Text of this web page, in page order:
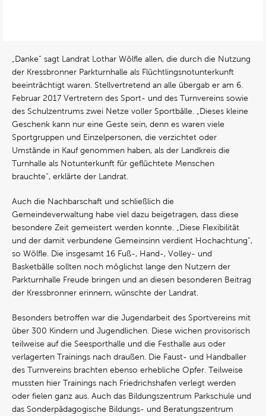
„Danke“ sagt Landrat Lothar Wölfle allen, die durch die Nutzung
der Kressbronner Parkturnhalle als Flüchtlingsnotunterkunft
beeinträchtigt waren. Stellvertretend an alle übergab er am 6.
Februar 2017 Vertretern des Sport- und des Turnvereins sowie
des Schulzentrums zwei Netze voller Sportbälle. „Dieses kleine
Geschenk kann nur eine Geste sein, denn es waren viele
Sportgruppen und Einzelpersonen, die verzichtet oder
Umstände in Kauf genommen haben, als der Landkreis die
Turnhalle als Notunterkunft für geflüchtete Menschen
brauchte“, erklärte der Landrat.
Auch die Nachbarschaft und schließlich die
Gemeindeverwaltung habe viel dazu beigetragen, dass diese
besondere Zeit gemeistert werden konnte. „Diese Flexibilität
und der damit verbundene Gemeinsinn verdient Hochachtung“,
so Wölfle. Die insgesamt 16 Fuß-, Hand-, Volley- und
Basketbälle sollten noch möglichst lange den Nutzern der
Parkturnhalle Freude bringen und an diesen besonderen Beitrag
der Kressbronner erinnern, wünschte der Landrat.
Besonders betroffen war die Jugendarbeit des Sportvereins mit
über 300 Kindern und Jugendlichen. Diese wichen provisorisch
teilweise auf die Seesporthalle und die Festhalle aus oder
verlagerten Trainings nach draußen. Die Faust- und Handballer
des Turnvereins brachten ebenso erhebliche Opfer. Teilweise
mussten hier Trainings nach Friedrichshafen verlegt werden
oder fielen ganz aus. Auch das Bildungszentrum Parkschule und
das Sonderpädagogische Bildungs- und Beratungszentrum